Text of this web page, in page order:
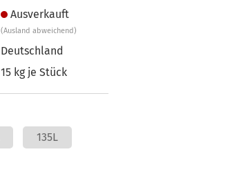
Ausverkauft
(Ausland abweichend)
Deutschland
15kg je Stück
135L